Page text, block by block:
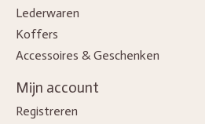
Lederwaren
Koffers
Accessoires & Geschenken
Mijn account
Registreren